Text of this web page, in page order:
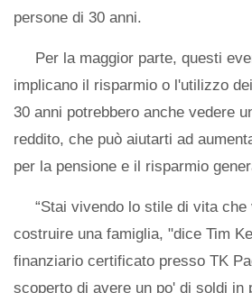
persone di 30 anni.
Per la maggior parte, questi
implicano il risparmio o l'utilizzo
30 anni potrebbero anche vedere
reddito, che può aiutarti ad
per la pensione e il risparmio
“Stai vivendo lo stile di vita
costruire una famiglia, "dice Tim
finanziario certificato presso TK
scoperto di avere un po' di soldi in